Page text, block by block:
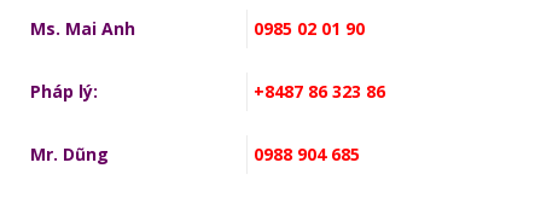
Ms. Mai Anh 0985 02 01 90
Pháp lý: +8487 86 323 86
Mr. Dũng 0988 904 685